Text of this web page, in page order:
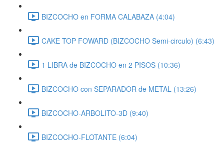
BIZCOCHO en FORMA CALABAZA (4:04)
CAKE TOP FOWARD (BIZCOCHO Semi-circulo) (6:43)
1 LIBRA de BIZCOCHO en 2 PISOS (10:36)
BIZCOCHO con SEPARADOR de METAL (13:26)
BIZCOCHO-ARBOLITO-3D (9:40)
BIZCOCHO-FLOTANTE (6:04)